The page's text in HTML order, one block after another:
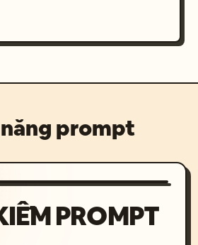
prompt
PROMPT